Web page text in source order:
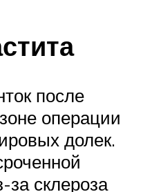
после
операции
долек.
за склероза